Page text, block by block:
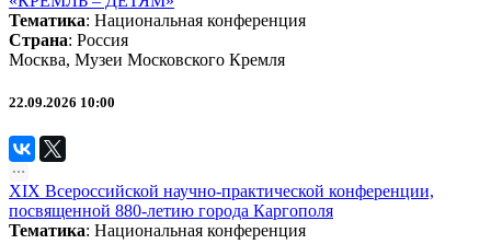
Тематика: Национальная конференция
Страна: Россия
Москва, Музеи Московского Кремля
22.09.2026 10:00
XIX Всероссийской научно-практической конференции,
посвященной 880-летию города Каргополя
Тематика: Национальная конференция